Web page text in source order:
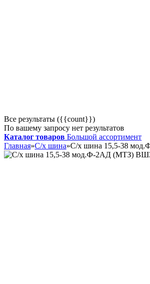
Все результаты ({{count}})
По вашему запросу нет результатов
Каталог товаров Большой ассортимент
Главная»С/х шина»С/х шина 15,5-38